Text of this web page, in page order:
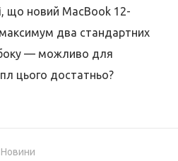
що новий MacBook 12-
два стандартних
боку — можливо для
цього достатньо?
Новини